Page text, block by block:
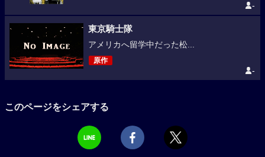
-
東京騎士隊
アメリカへ留学中だった松...
原作
-
このページをシェアする